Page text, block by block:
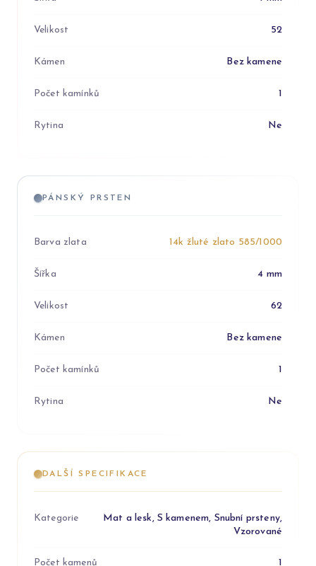
Velikost 52
Kámen Bez kamene
Počet kamínků 1
Rytina Ne
PÁNSKÝ PRSTEN
Barva zlata 14k žluté zlato 585/1000
Šířka 4 mm
Velikost 62
Kámen Bez kamene
Počet kamínků 1
Rytina Ne
DALŠÍ SPECIFIKACE
Kategorie
Mat a lesk, S kamenem, Snubní prsteny,
Vzorované
Počet kamenů 1